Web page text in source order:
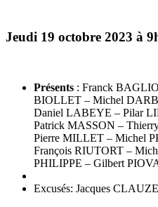
Jeudi 19 octobre 2023 à
Présents : Franck
BIOLLET – Michel
Daniel LABEYE – Pilar
Patrick MASSON –
Pierre MILLET – Michel
François RIUTORT –
PHILIPPE – Gilbert
Excusés: Jacques